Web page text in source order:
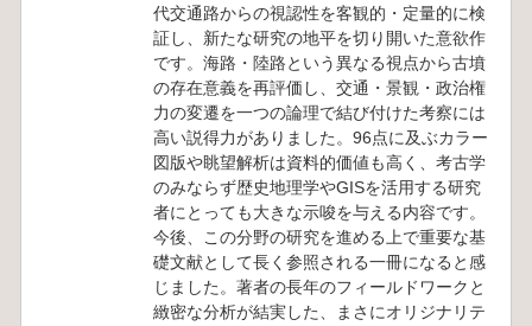
代交通路からの視認性を客観的・定量的に検
証し、新たな研究の地平を切り開いた意欲作
です。海路・陸路という異なる視点から古墳
の存在意義を再評価し、交通・景観・政治権
力の変遷を一つの論理で結び付けた考察には
高い説得力がありました。96点に及ぶカラー
図版や眺望解析は資料的価値も高く、考古学
のみならず歴史地理学やGISを活用する研究
者にとっても大きな示唆を与える内容です。
今後、この分野の研究を進める上で重要な基
礎文献として長く参照される一冊になると感
じました。著者の長年のフィールドワークと
緻密な分析が結実した、まさにオリジナリテ